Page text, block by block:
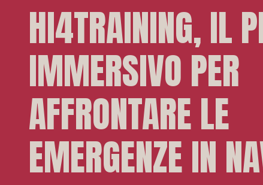
HI4TRAINING, IL
IMMERSIVO PER
AFFRONTARE LE
EMERGENZE IN